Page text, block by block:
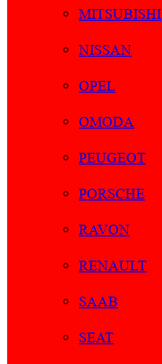
MITSUBISHI
NISSAN
OPEL
OMODA
PEUGEOT
PORSCHE
RAVON
RENAULT
SAAB
SEAT